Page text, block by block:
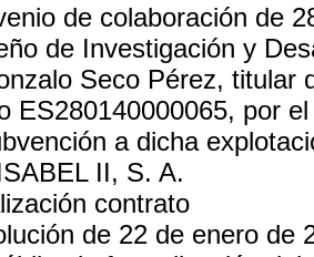
de colaboración de
de Investigación y
Seco Pérez, titular
ES280140000065, por
a dicha
II, S. A.
contrato
de 22 de enero de